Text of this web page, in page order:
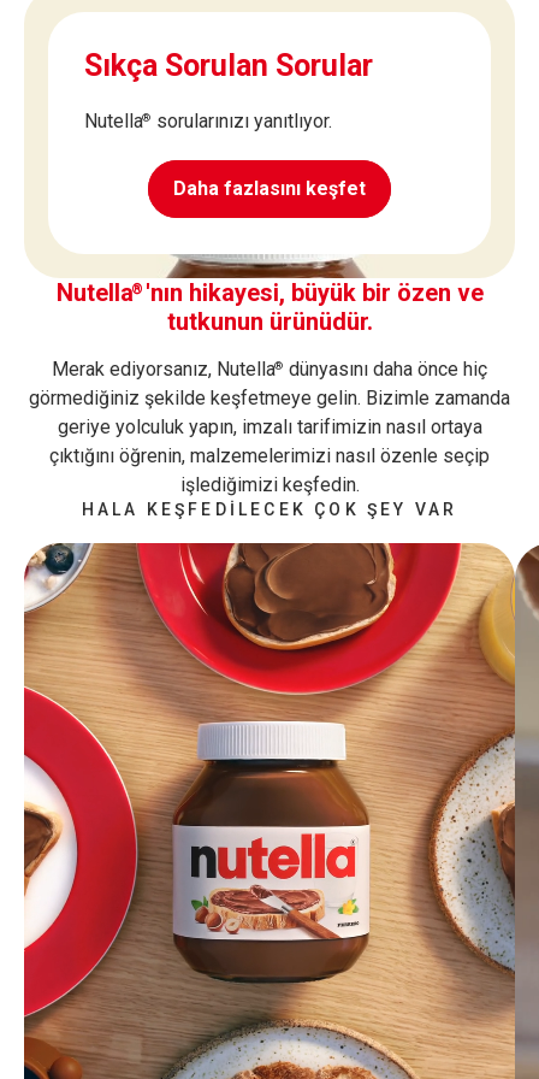
Sıkça Sorulan Sorular
Nutella® sorularınızı yanıtlıyor.
Daha fazlasını keşfet
Nutella® 'nın hikayesi, büyük bir özen ve
tutkunun ürünüdür.
Merak ediyorsanız, Nutella® dünyasını daha önce hiç
görmediğiniz şekilde keşfetmeye gelin. Bizimle zamanda
geriye yolculuk yapın, imzalı tarifimizin nasıl ortaya
çıktığını öğrenin, malzemelerimizi nasıl özenle seçip
işlediğimizi keşfedin.
HALA KEŞFEDİLECEK ÇOK ŞEY VAR